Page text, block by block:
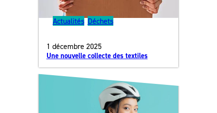
Actualités, Déchets
1 décembre 2025
Une nouvelle collecte des textiles